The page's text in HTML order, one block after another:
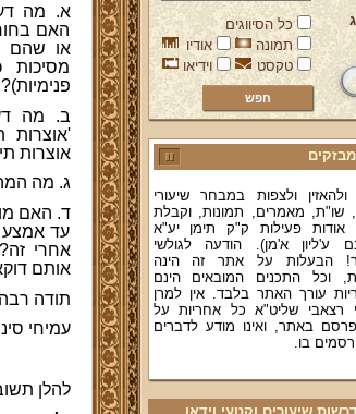
כל הסיווגים
תמונה
אודיו
טקסט
וידיאו
מבזקים
הבאים לאתר מהרי"ץ
- פורטל תורני למורשת יהדות
האתר הרשמי להנצחת מורשתו
רבני תימן ותפארתם מהרי"ץ
באתר תמצאו גם תכנים תורניים
רבים של מרן הגאון הרב יצחק
שליט"א - פוסק עדת תימן,
ספרי שלחן ערוך המקוצר ח"ח
עולת יצחק ג"ח ועוד, וכן תוכלו
שו"ת, מאמרים, תמונות, וקבלת
אודות פעילות ק"ק תימן יע"א
ע'ליון א'מן). הודעה לגולשי
הבעלות על אתר זה הינה
וכל התכנים המובאים הינם
עורך האתר בלבד. אין למרן
רצאבי שליט"א כל אחריות על
באתר, ואינו מודע לדברים
בו.
נרגשת אל אחינו בני עדת תימן
א. מה
האם
או שהם
מסיכות
פנימיות)?
ב. מה
'אוצרות
אוצרות
ג. מה
ד. האם
עד
אחרי
אותם
תודה רבה
עמיחי
להלן